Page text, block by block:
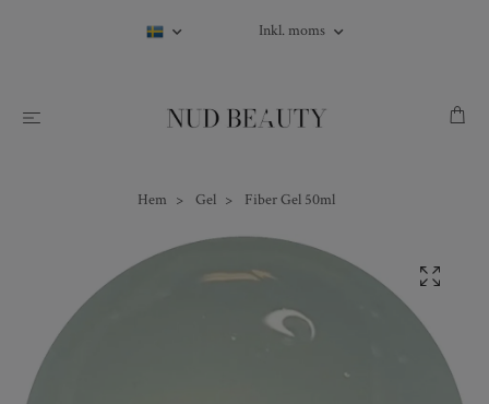
Inkl. moms
Hem Gel Fiber Gel 50ml